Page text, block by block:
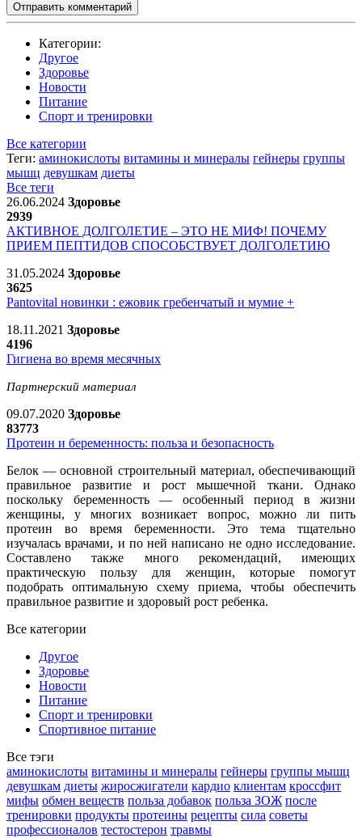
Отправить комментарий
Категории:
Другое
Здоровье
Новости
Питание
Спорт и тренировки
Все категории
Теги: аминокислоты витамины и минералы гейнеры группы
мышц девушкам диеты
Все теги
26.06.2024 Здоровье
2939
АКТИВНОЕ ДОЛГОЛЕТИЕ – ЭТО НЕ МИФ! ПОЧЕМУ
ПРИЕМ ПЕПТИДОВ СПОСОБСТВУЕТ ДОЛГОЛЕТИЮ
31.05.2024 Здоровье
3625
Pantovital новинки : ежовик гребенчатый и мумие +
18.11.2021 Здоровье
4196
Гигиена во время месячных
Партнерский материал
09.07.2020 Здоровье
83773
Протеин и беременность: польза и безопасность
Белок — основной строительный материал, обеспечивающий
правильное развитие и рост мышечной ткани. Однако
поскольку беременность — особенный период в жизни
женщины, у многих возникает вопрос, можно ли пить
протеин во время беременности. Это тема тщательно
изучалась врачами, и по ней написано не одно исследование.
Составлено также много рекомендаций, имеющих
практическую пользу для женщин, которые помогут
подобрать оптимальную схему приема, чтобы обеспечить
правильное развитие и здоровый рост ребенка.
Все категории
Другое
Здоровье
Новости
Питание
Спорт и тренировки
Спортивное питание
Все тэги
аминокислоты витамины и минералы гейнеры группы мышц
девушкам диеты жиросжигатели кардио клиентам кроссфит
мифы обмен веществ польза добавок польза ЗОЖ после
тренировки продукты протеины рецепты сила советы
профессионалов тестостерон травмы